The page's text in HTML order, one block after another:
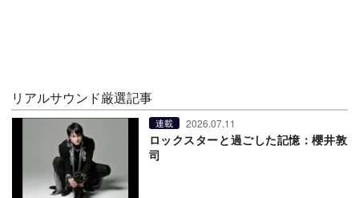
リアルサウンド厳選記事
連載 2026.07.11
ロックスターと過ごした記憶：櫻井敦
司